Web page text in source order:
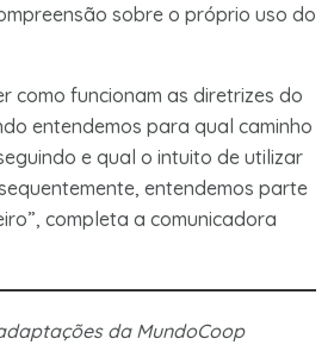
sobre o próprio uso do
como funcionam as diretrizes do
entendemos para qual caminho
e qual o intuito de utilizar
entendemos parte
completa a comunicadora
da MundoCoop